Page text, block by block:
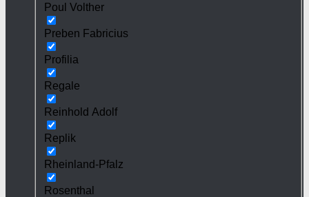
Poul Volther
Preben Fabricius
Profilia
Regale
Reinhold Adolf
Replik
Rheinland-Pfalz
Rosenthal